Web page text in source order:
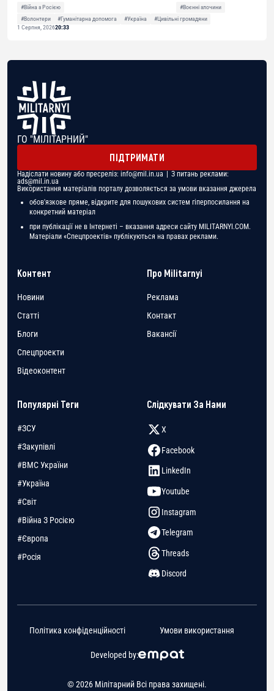
#Війна з Росією
#Воєнні злочини
#Волонтери
#Гуманітарна допомога #Україна
#Цивільні громадяни
1 Серпня, 202620:33
ГО "МІЛІТАРНИЙ"
ПІДТРИМАТИ
Надіслати новину або пресреліз: info@mil.in.ua | З питань реклами:
ads@mil.in.ua
Використання матеріалів порталу дозволяється за умови вказання джерела
обов'язкове пряме, відкрите для пошукових систем гіперпосилання на
конкретний матеріал
при публікації не в Інтернеті – вказання адреси сайту MILITARNYI.COM.
Матеріали «Спецпроектів» публікуються на правах реклами.
Контент
Новини
Статті
Блоги
Спецпроекти
Відеоконтент
Про Militarnyi
Реклама
Контакт
Вакансії
Популярні Теги
#ЗСУ
#Закупівлі
#ВМС України
#Україна
#Світ
#Війна З Росією
#Європа
#Росія
Слідкувати За Нами
X
Facebook
LinkedIn
Youtube
Instagram
Telegram
Threads
Discord
© 2026 Мілітарний Всі права захищені.
Developed by:
Політика конфіденційності Умови використання